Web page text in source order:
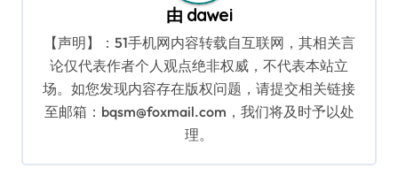
由 dawei
【声明】：51手机网内容转载自互联网，其相关言
论仅代表作者个人观点绝非权威，不代表本站立
场。如您发现内容存在版权问题，请提交相关链接
至邮箱：bqsm@foxmail.com，我们将及时予以处
理。